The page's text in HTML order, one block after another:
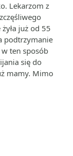
Lekarzom z
już od 55
podtrzymanie
ten sposób
się do
mamy. Mimo